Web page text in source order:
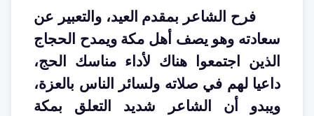
فرح الشاعر بمقدم العيد، والتعبير عن
سعادته وهو يصف أهل مكة ويمدح الحجاج
الذين اجتمعوا هناك لأداء مناسك الحج،
داعيا لهم في صلاته ولسائر الناس بالعزة،
ويبدو أن الشاعر شديد التعلق بمكة